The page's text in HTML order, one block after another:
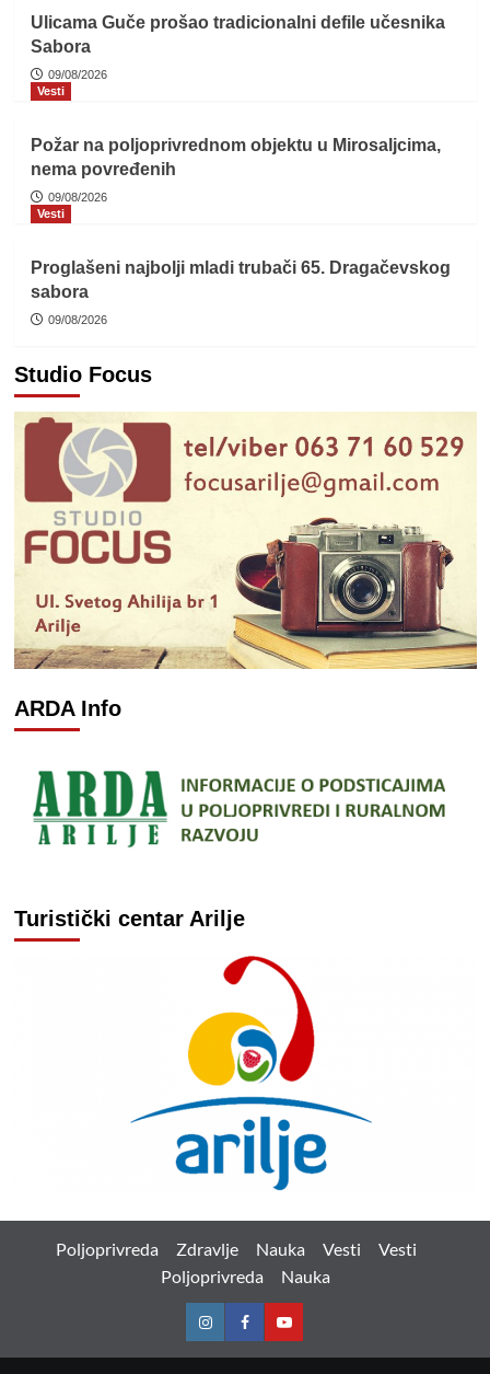
Ulicama Guče prošao tradicionalni defile učesnika
Sabora
09/08/2026
Vesti
Požar na poljoprivrednom objektu u Mirosaljcima,
nema povređenih
09/08/2026
Vesti
Proglašeni najbolji mladi trubači 65. Dragačevskog
sabora
09/08/2026
Studio Focus
ARDA Info
Turistički centar Arilje
Poljoprivreda Zdravlje Nauka Vesti
Vesti
Poljoprivreda
Nauka
InstagramFacebookYoutube